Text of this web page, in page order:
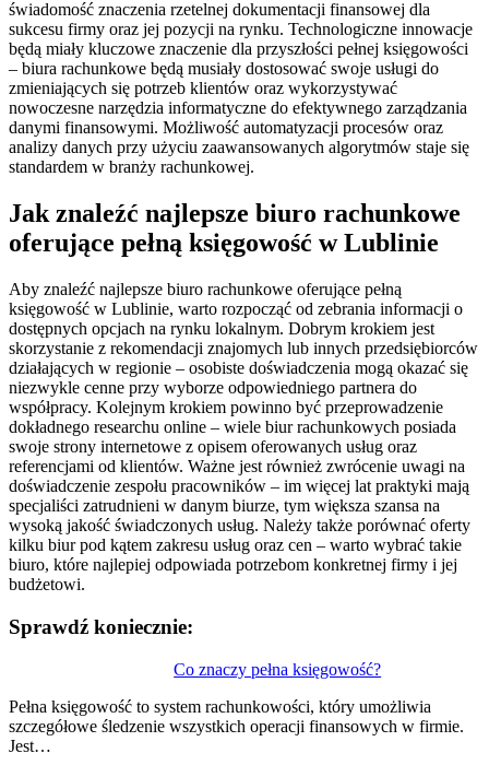
świadomość znaczenia rzetelnej dokumentacji finansowej dla
sukcesu firmy oraz jej pozycji na rynku. Technologiczne innowacje
będą miały kluczowe znaczenie dla przyszłości pełnej księgowości
– biura rachunkowe będą musiały dostosować swoje usługi do
zmieniających się potrzeb klientów oraz wykorzystywać
nowoczesne narzędzia informatyczne do efektywnego zarządzania
danymi finansowymi. Możliwość automatyzacji procesów oraz
analizy danych przy użyciu zaawansowanych algorytmów staje się
standardem w branży rachunkowej.
Jak znaleźć najlepsze biuro rachunkowe
oferujące pełną księgowość w Lublinie
Aby znaleźć najlepsze biuro rachunkowe oferujące pełną
księgowość w Lublinie, warto rozpocząć od zebrania informacji o
dostępnych opcjach na rynku lokalnym. Dobrym krokiem jest
skorzystanie z rekomendacji znajomych lub innych przedsiębiorców
działających w regionie – osobiste doświadczenia mogą okazać się
niezwykle cenne przy wyborze odpowiedniego partnera do
współpracy. Kolejnym krokiem powinno być przeprowadzenie
dokładnego researchu online – wiele biur rachunkowych posiada
swoje strony internetowe z opisem oferowanych usług oraz
referencjami od klientów. Ważne jest również zwrócenie uwagi na
doświadczenie zespołu pracowników – im więcej lat praktyki mają
specjaliści zatrudnieni w danym biurze, tym większa szansa na
wysoką jakość świadczonych usług. Należy także porównać oferty
kilku biur pod kątem zakresu usług oraz cen – warto wybrać takie
biuro, które najlepiej odpowiada potrzebom konkretnej firmy i jej
budżetowi.
Sprawdź koniecznie:
Co znaczy pełna księgowość?
Pełna księgowość to system rachunkowości, który umożliwia
szczegółowe śledzenie wszystkich operacji finansowych w firmie.
Jest…
wpisu